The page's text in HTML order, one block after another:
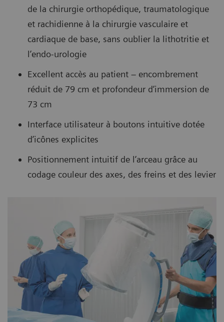
de la chirurgie orthopédique, traumatologique
et rachidienne à la chirurgie vasculaire et
cardiaque de base, sans oublier la lithotritie et
l’endo-urologie
Excellent accès au patient – encombrement
réduit de 79 cm et profondeur d’immersion de
73 cm
Interface utilisateur à boutons intuitive dotée
d’icônes explicites
Positionnement intuitif de l’arceau grâce au
codage couleur des axes, des freins et des levier